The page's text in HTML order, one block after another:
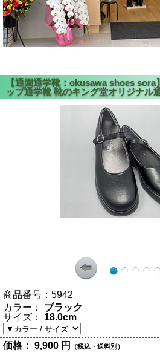
商品番号： 5942
カラー：
ブラック
サイズ：
18.0cm
価格： 9,900 円 （税込・送料別）